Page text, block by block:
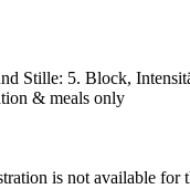
Stille: 5. Block,
& meals only
is not available for